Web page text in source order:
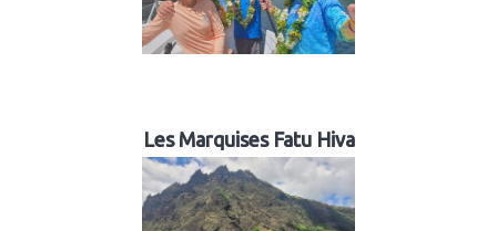
Les Marquises Fatu Hiva